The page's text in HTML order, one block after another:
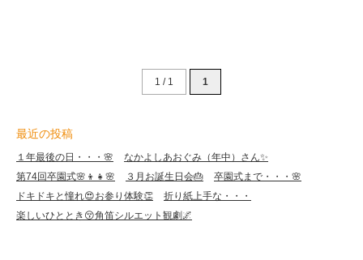
1 / 1 1
最近の投稿
１年最後の日・・・🌸
なかよしあおぐみ（年中）さん✨
第74回卒園式🌸👦👧🌸
３月お誕生日会🎂
卒園式まで・・・🌸
ドキドキと憧れ😍お参り体験👏
折り紙上手な・・・
楽しいひととき😚角笛シルエット観劇🌌